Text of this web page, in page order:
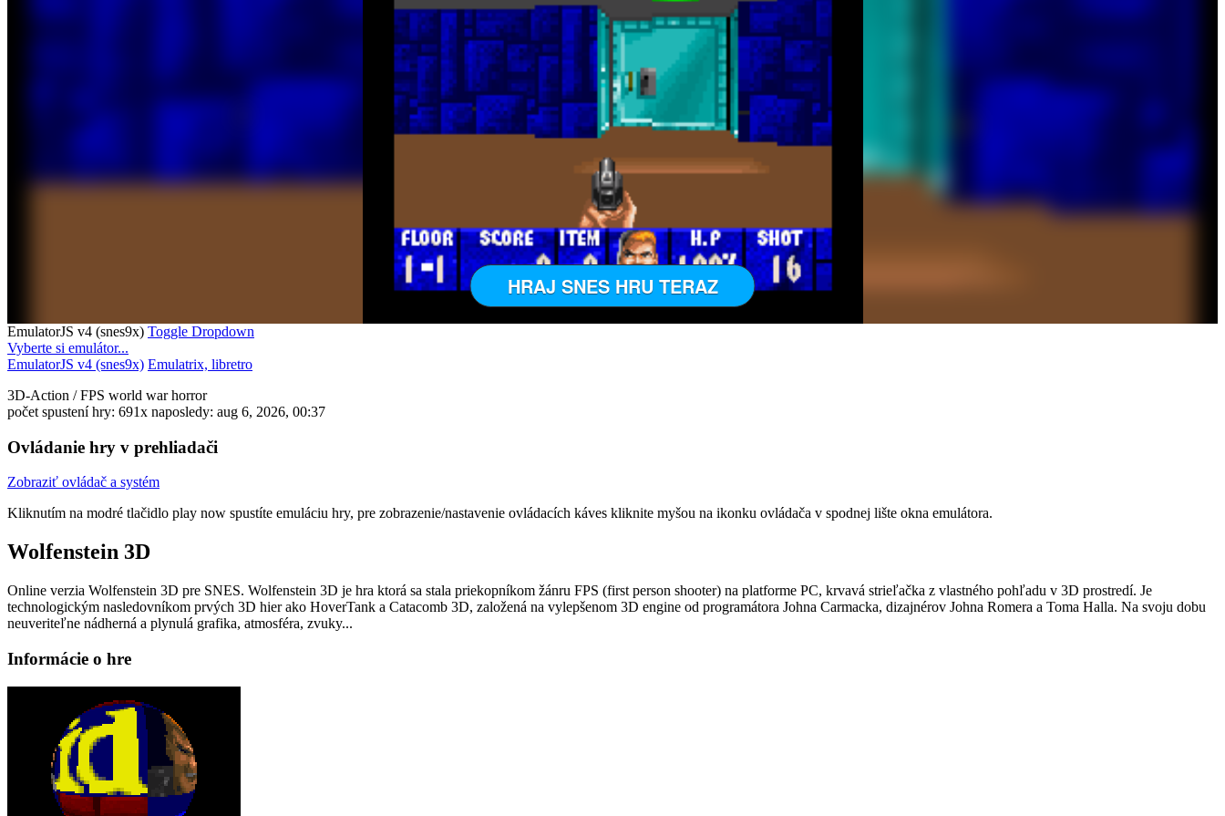
HRAJ SNES HRU TERAZ
EmulatorJS v4 (snes9x) Toggle Dropdown
Vyberte si emulátor...
EmulatorJS v4 (snes9x) Emulatrix, libretro
3D-Action / FPS world warhorror
počet spustení hry: 691x naposledy: aug 6, 2026, 00:37
Ovládanie hry v prehliadači
Zobraziť ovládač a systém
Kliknutím na modré tlačidlo play now spustíte emuláciu hry, pre zobrazenie/nastavenie ovládacích káves kliknite myšou na ikonku ovládača v spodnej lište okna emulátora.
Wolfenstein 3D
Online verzia Wolfenstein 3D pre SNES. Wolfenstein 3D je hra ktorá sa stala priekopníkom žánru FPS (first person shooter) na platforme PC, krvavá strieľačka z vlastného pohľadu v 3D prostredí. Je
technologickým nasledovníkom prvých 3D hier ako HoverTank a Catacomb 3D, založená na vylepšenom 3D engine od programátora Johna Carmacka, dizajnérov Johna Romera a Toma Halla. Na svoju dobu
neuveriteľne nádherná a plynulá grafika, atmosféra, zvuky...
Informácie o hre